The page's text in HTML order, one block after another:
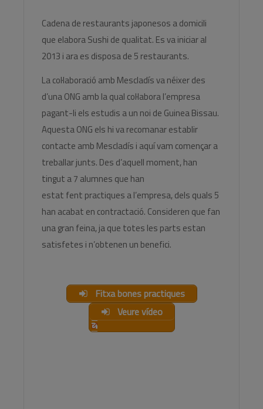
Cadena de restaurants japonesos a domicili
que elabora Sushi de qualitat. Es va iniciar al
2013 i ara es disposa de 5 restaurants.
La col·laboració amb Mescladís va néixer des
d’una ONG amb la qual col·labora l’empresa
pagant-li els estudis a un noi de Guinea Bissau.
Aquesta ONG els hi va recomanar establir
contacte amb Mescladís i aquí vam començar a
treballar junts. Des d’aquell moment, han
tingut a 7 alumnes que han
estat fent practiques a l’empresa, dels quals 5
han acabat en contractació. Consideren que fan
una gran feina, ja que totes les parts estan
satisfetes i n’obtenen un benefici.
Fitxa bones practiques
Veure vídeo